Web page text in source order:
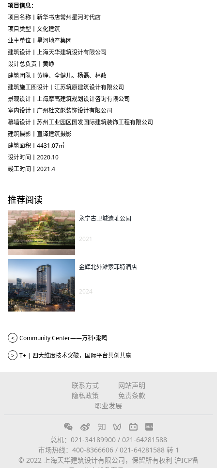
项目信息：
项目名称丨新华书店常州星河时代店
项目类型丨文化建筑
业主单位丨星河地产集团
建筑设计丨上海天华建筑设计有限公司
设计总负责丨黄峥
建筑团队丨黄峥、全健儿、杨磊、林政
建筑施工图设计丨江苏筑原建筑设计有限公司
景观设计丨上海摩高建筑规划设计咨询有限公司
室内设计丨广州杜文彪装饰设计有限公司
幕墙设计丨苏州工业园区国发国际建筑装饰工程有限公司
建筑摄影丨直译建筑摄影
建筑面积丨 4431.07㎡
设计时间丨 2020.10
竣工时间丨 2021.4
推荐阅读
永宁古卫城遗址公园
2021
金辉北外滩索菲特酒店
2024
< Community Center——万科•潮鸣
> T+ | 四大维度技术突破，国际平台共创共赢
联系方式
网站声明
隐私政策
免责条款
职业发展
总机：021-34189900 / 021-64281588
市场热线：400-8366606 / 021-64281588 转 1
© 2022 上海天华建筑设计有限公司，保留所有权利 沪ICP备